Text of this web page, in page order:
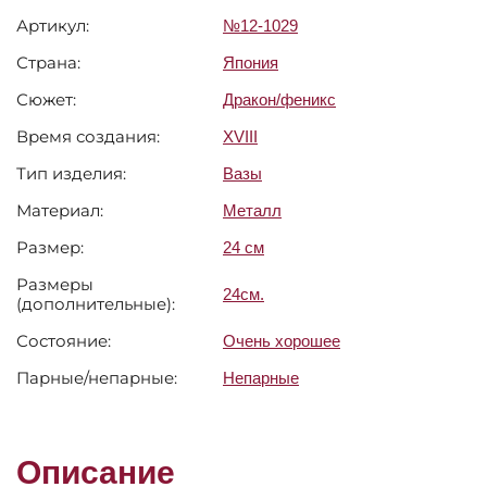
Артикул: №12-1029
Страна: Япония
Сюжет: Дракон/феникс
Время создания: XVIII
Тип изделия: Вазы
Материал: Металл
Размер: 24 см
Размеры
(дополнительные):
24см.
Состояние: Очень хорошее
Парные/непарные: Непарные
Описание